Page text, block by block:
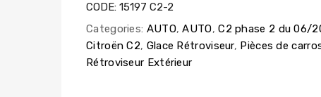
CODE: 15197 C2-2
Categories: AUTO, AUTO, C2 phase 2 du 06/
Citroën C2, Glace Rétroviseur, Pièces de
Rétroviseur Extérieur